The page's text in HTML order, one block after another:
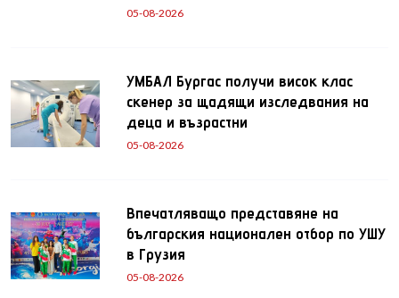
05-08-2026
УМБАЛ Бургас получи висок клас
скенер за щадящи изследвания на
деца и възрастни
05-08-2026
Впечатляващо представяне на
българския национален отбор по УШУ
в Грузия
05-08-2026